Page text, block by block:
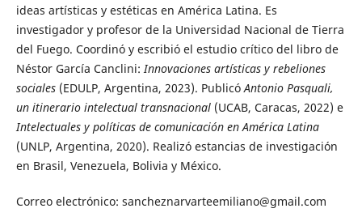
ideas artísticas y estéticas en América Latina. Es
investigador y profesor de la Universidad Nacional de Tierra
del Fuego. Coordinó y escribió el estudio crítico del libro de
Néstor García Canclini: Innovaciones artísticas y rebeliones
sociales(EDULP, Argentina, 2023). PublicóAntonio Pasquali,
un itinerario intelectual transnacional(UCAB, Caracas, 2022) e
Intelectuales y políticas de comunicación en América Latina
(UNLP, Argentina, 2020). Realizó estancias de investigación
en Brasil, Venezuela, Bolivia y México.
Correo electrónico: sancheznarvarteemiliano@gmail.com